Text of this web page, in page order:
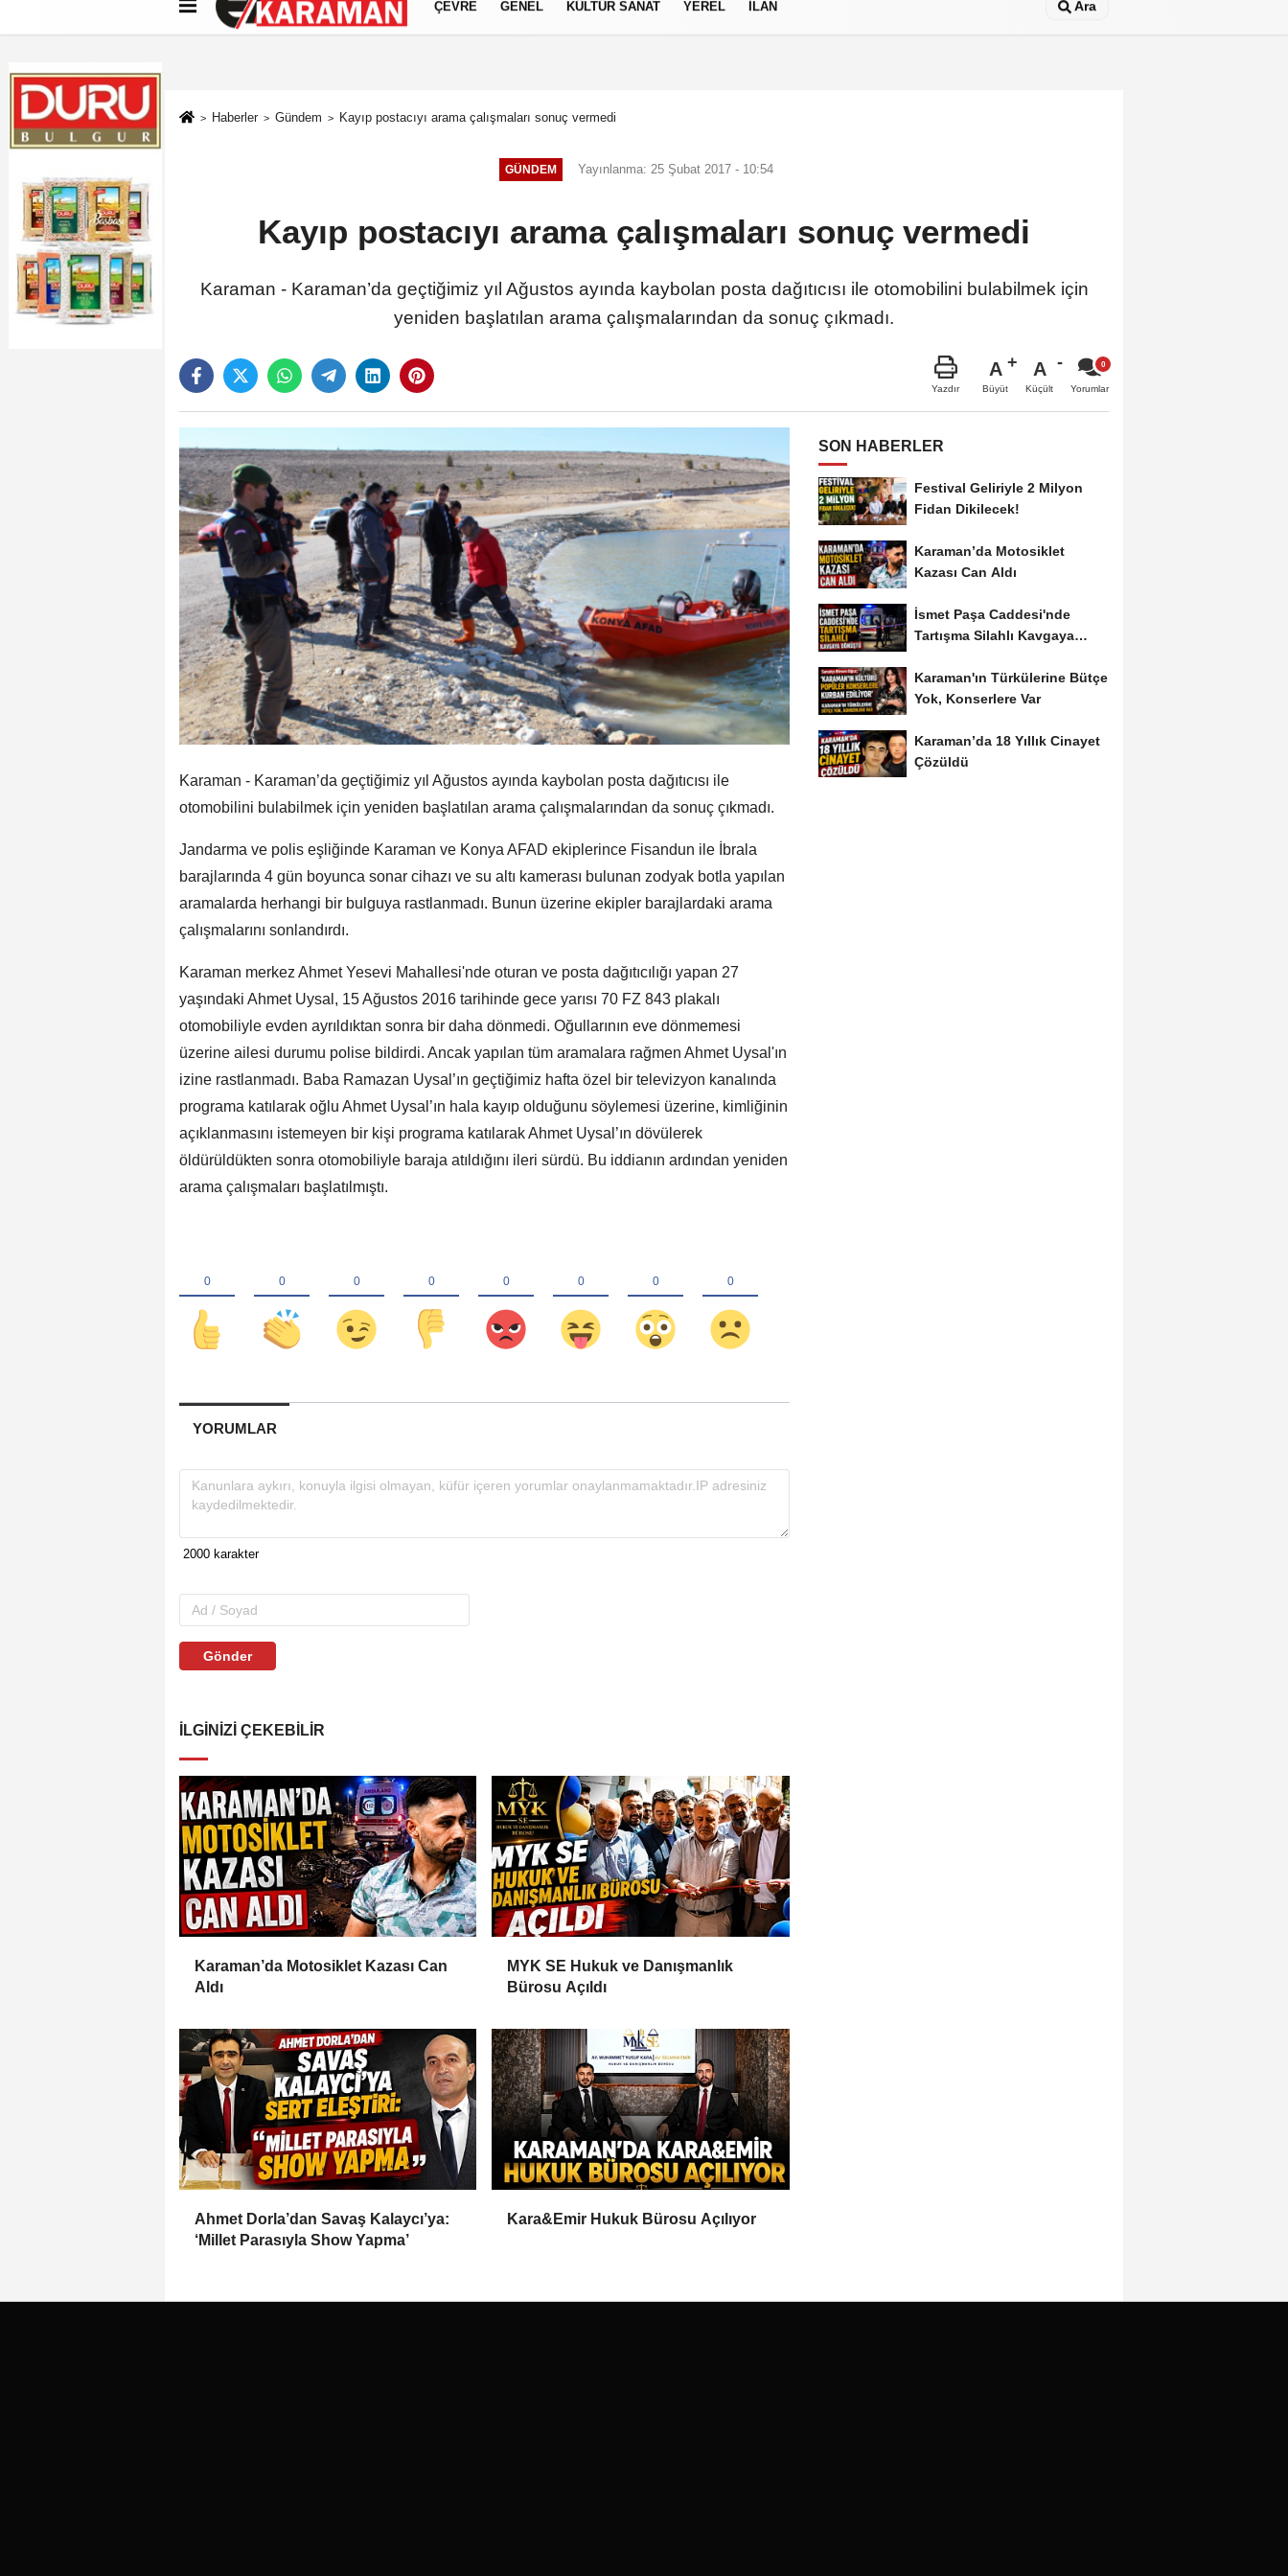
Künye İletişim Çerez Politikası Gizlilik İlkeleri
ÇEVRE GENEL KÜLTÜR SANAT YEREL İLAN Ara
Haberler Gündem Kayıp postacıyı arama çalışmaları sonuç vermedi
GÜNDEM Yayınlanma: 25 Şubat 2017 - 10:54
Kayıp postacıyı arama çalışmaları sonuç vermedi
Karaman - Karaman’da geçtiğimiz yıl Ağustos ayında kaybolan posta dağıtıcısı ile otomobilini bulabilmek için
yeniden başlatılan arama çalışmalarından da sonuç çıkmadı.
Yazdır
A
Büyüt
A
Küçült Yorumlar
Karaman - Karaman’da geçtiğimiz yıl Ağustos ayında kaybolan posta dağıtıcısı ile
otomobilini bulabilmek için yeniden başlatılan arama çalışmalarından da sonuç çıkmadı.
Jandarma ve polis eşliğinde Karaman ve Konya AFAD ekiplerince Fisandun ile İbrala
barajlarında 4 gün boyunca sonar cihazı ve su altı kamerası bulunan zodyak botla yapılan
aramalarda herhangi bir bulguya rastlanmadı. Bunun üzerine ekipler barajlardaki arama
çalışmalarını sonlandırdı.
Karaman merkez Ahmet Yesevi Mahallesi'nde oturan ve posta dağıtıcılığı yapan 27
yaşındaki Ahmet Uysal, 15 Ağustos 2016 tarihinde gece yarısı 70 FZ 843 plakalı
otomobiliyle evden ayrıldıktan sonra bir daha dönmedi. Oğullarının eve dönmemesi
üzerine ailesi durumu polise bildirdi. Ancak yapılan tüm aramalara rağmen Ahmet Uysal'ın
izine rastlanmadı. Baba Ramazan Uysal’ın geçtiğimiz hafta özel bir televizyon kanalında
programa katılarak oğlu Ahmet Uysal’ın hala kayıp olduğunu söylemesi üzerine, kimliğinin
açıklanmasını istemeyen bir kişi programa katılarak Ahmet Uysal’ın dövülerek
öldürüldükten sonra otomobiliyle baraja atıldığını ileri sürdü. Bu iddianın ardından yeniden
arama çalışmaları başlatılmıştı.
YORUMLAR
Gönder
İLGINIZI ÇEKEBILIR
Karaman’da Motosiklet Kazası Can
Aldı
MYK SE Hukuk ve Danışmanlık
Bürosu Açıldı
Ahmet Dorla’dan Savaş Kalaycı’ya:
‘Millet Parasıyla Show Yapma’
Kara&Emir Hukuk Bürosu Açılıyor
SON HABERLER
Festival Geliriyle 2 Milyon
Fidan Dikilecek!
Karaman’da Motosiklet
Kazası Can Aldı
İsmet Paşa Caddesi'nde
Tartışma Silahlı Kavgaya
Karaman'ın Türkülerine Bütçe
Yok, Konserlere Var
Karaman’da 18 Yıllık Cinayet
Çözüldü